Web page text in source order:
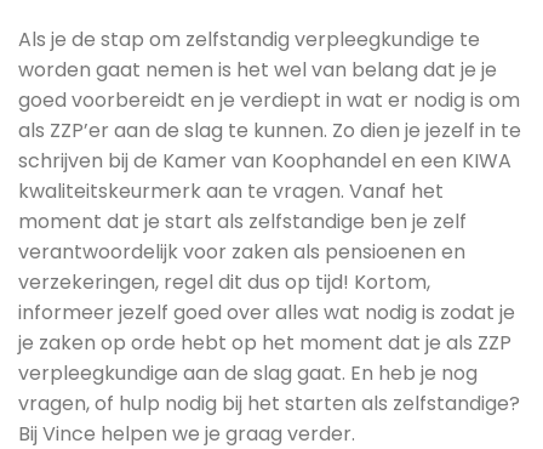
Als je de stap om zelfstandig verpleegkundige te
worden gaat nemen is het wel van belang dat je je
goed voorbereidt en je verdiept in wat er nodig is om
als ZZP’er aan de slag te kunnen. Zo dien je jezelf in te
schrijven bij de Kamer van Koophandel en een KIWA
kwaliteitskeurmerk aan te vragen. Vanaf het
moment dat je start als zelfstandige ben je zelf
verantwoordelijk voor zaken als pensioenen en
verzekeringen, regel dit dus op tijd! Kortom,
informeer jezelf goed over alles wat nodig is zodat je
je zaken op orde hebt op het moment dat je als ZZP
verpleegkundige aan de slag gaat. En heb je nog
vragen, of hulp nodig bij het starten als zelfstandige?
Bij Vince helpen we je graag verder.